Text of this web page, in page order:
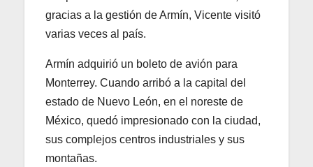
gracias a la gestión de Armín, Vicente visitó
varias veces al país.
Armín adquirió un boleto de avión para
Monterrey. Cuando arribó a la capital del
estado de Nuevo León, en el noreste de
México, quedó impresionado con la ciudad,
sus complejos centros industriales y sus
montañas.